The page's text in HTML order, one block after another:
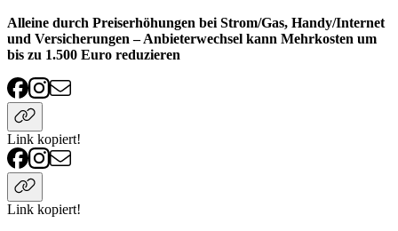
Alleine durch Preiserhöhungen bei Strom/Gas, Handy/Internet
und Versicherungen – Anbieterwechsel kann Mehrkosten um
bis zu 1.500 Euro reduzieren
Link kopiert!
Link kopiert!